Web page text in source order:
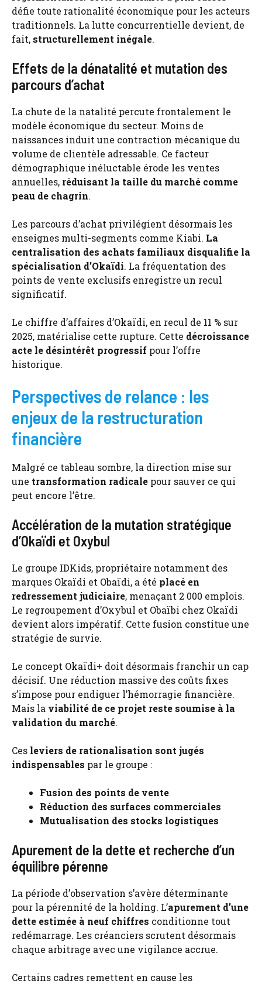
défie toute rationalité économique pour les acteurs
traditionnels. La lutte concurrentielle devient, de
fait, structurellement inégale.
Effets de la dénatalité et mutation des
parcours d’achat
La chute de la natalité percute frontalement le
modèle économique du secteur. Moins de
naissances induit une contraction mécanique du
volume de clientèle adressable. Ce facteur
démographique inéluctable érode les ventes
annuelles, réduisant la taille du marché comme
peau de chagrin.
Les parcours d’achat privilégient désormais les
enseignes multi-segments comme Kiabi. La
centralisation des achats familiaux disqualifie la
spécialisation d’Okaïdi. La fréquentation des
points de vente exclusifs enregistre un recul
significatif.
Le chiffre d’affaires d’Okaïdi, en recul de 11 % sur
2025, matérialise cette rupture. Cette décroissance
acte le désintérêt progressif pour l’offre
historique.
Perspectives de relance : les
enjeux de la restructuration
financière
Malgré ce tableau sombre, la direction mise sur
une transformation radicale pour sauver ce qui
peut encore l’être.
Accélération de la mutation stratégique
d’Okaïdi et Oxybul
Le groupe IDKids, propriétaire notamment des
marques Okaïdi et Obaïdi, a été placé en
redressement judiciaire, menaçant 2 000 emplois.
Le regroupement d’Oxybul et Obaïbi chez Okaïdi
devient alors impératif. Cette fusion constitue une
stratégie de survie.
Le concept Okaïdi+ doit désormais franchir un cap
décisif. Une réduction massive des coûts fixes
s’impose pour endiguer l’hémorragie financière.
Mais la viabilité de ce projet reste soumise à la
validation du marché.
Ces leviers de rationalisation sont jugés
indispensables par le groupe :
Fusion des points de vente
Réduction des surfaces commerciales
Mutualisation des stocks logistiques
Apurement de la dette et recherche d’un
équilibre pérenne
La période d’observation s’avère déterminante
pour la pérennité de la holding. L’apurement d’une
dette estimée à neuf chiffres conditionne tout
redémarrage. Les créanciers scrutent désormais
chaque arbitrage avec une vigilance accrue.
Certains cadres remettent en cause les